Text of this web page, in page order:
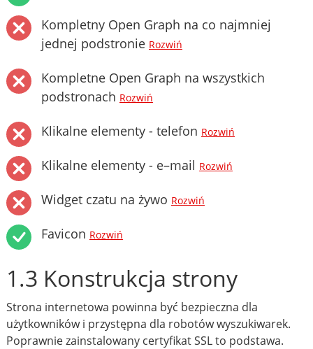
Kompletny Open Graph na co najmniej
jednej podstronie Rozwiń
Kompletne Open Graph na wszystkich
podstronach Rozwiń
Klikalne elementy - telefon Rozwiń
Klikalne elementy - e–mail Rozwiń
Widget czatu na żywo Rozwiń
Favicon Rozwiń
1.3 Konstrukcja strony
Strona internetowa powinna być bezpieczna dla
użytkowników i przystępna dla robotów wyszukiwarek.
Poprawnie zainstalowany certyfikat SSL to podstawa.